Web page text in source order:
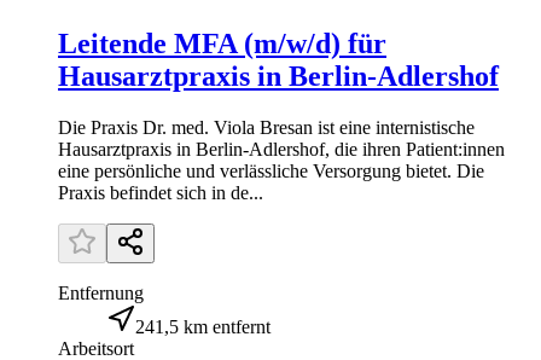
Leitende MFA (m/w/d) für
Hausarztpraxis in Berlin-Adlershof
Die Praxis Dr. med. Viola Bresan ist eine internistische
Hausarztpraxis in Berlin-Adlershof, die ihren Patient:innen
eine persönliche und verlässliche Versorgung bietet. Die
Praxis befindet sich in de...
Entfernung
241,5 km entfernt
Arbeitsort